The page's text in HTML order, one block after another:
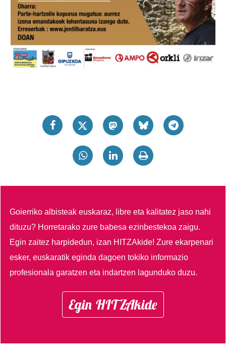
Goierriko albisteak euskaraz, libre eta kalitatez jaso nahi
dituzu? Horretarako zure babesa ezinbestekoa zaigu.
Egin zaitez harpidedun, izan HITZAkide!Zure ekarpenari
esker, euskaratik eginda dagoen tokiko informazio
profesionala garatzen eta indartzen lagunduko duzu.
Egin HITZAkide